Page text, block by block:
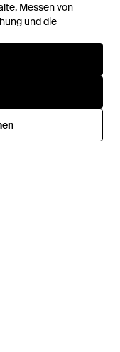
Messen von
und die
Messen von
und die
mit SoftMoveTM -